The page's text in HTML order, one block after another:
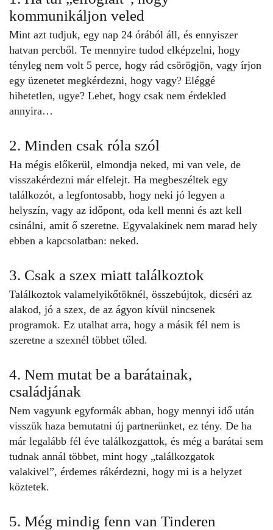
kommunikáljon veled
Mint azt tudjuk, egy nap 24 órából áll, és ennyiszer
hatvan percből. Te mennyire tudod elképzelni, hogy
tényleg nem volt 5 perce, hogy rád csörögjön, vagy írjon
egy üzenetet megkérdezni, hogy vagy? Eléggé
hihetetlen, ugye? Lehet, hogy csak nem érdekled
annyira…
2. Minden csak róla szól
Ha mégis előkerül, elmondja neked, mi van vele, de
visszakérdezni már elfelejt. Ha megbeszéltek egy
találkozót, a legfontosabb, hogy neki jó legyen a
helyszín, vagy az időpont, oda kell menni és azt kell
csinálni, amit ő szeretne. Egyvalakinek nem marad hely
ebben a kapcsolatban: neked.
3. Csak a szex miatt találkoztok
Találkoztok valamelyikőtöknél, összebújtok, dicséri az
alakod, jó a szex, de az ágyon kívül nincsenek
programok. Ez utalhat arra, hogy a másik fél nem is
szeretne a szexnél többet tőled.
4. Nem mutat be a barátainak,
családjának
Nem vagyunk egyformák abban, hogy mennyi idő után
visszük haza bemutatni új partnerünket, ez tény. De ha
már legalább fél éve találkozgattok, és még a barátai sem
tudnak annál többet, mint hogy „találkozgatok
valakivel”, érdemes rákérdezni, hogy mi is a helyzet
köztetek.
5. Még mindig fenn van Tinderen